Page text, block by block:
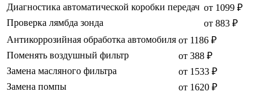
Диагностика автоматической коробки передач от 1099 ₽
Проверка лямбда зонда
от 883 ₽
Антикоррозийная обработка автомобиля от 1186 ₽
Поменять воздушный фильтр
от 388 ₽
Замена масляного фильтра
от 1533 ₽
Замена помпы
от 1620 ₽